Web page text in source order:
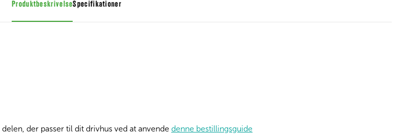
ProduktbeskrivelseSpecifikationer
der passer til dit drivhus ved at anvende denne bestillingsguide